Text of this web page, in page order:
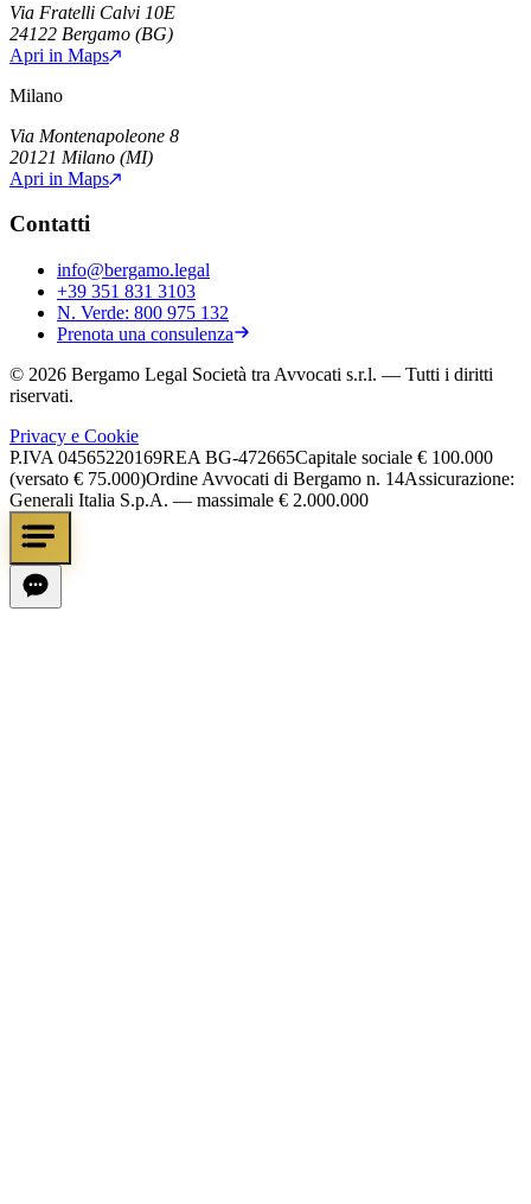
Via Fratelli Calvi 10E
24122 Bergamo (BG)
Apri in Maps
Milano
Via Montenapoleone 8
20121 Milano (MI)
Apri in Maps
Contatti
info@bergamo.legal
+39 351 831 3103
N. Verde: 800 975 132
Prenota una consulenza
© 2026 Bergamo Legal Società tra Avvocati s.r.l. — Tutti i diritti
riservati.
Privacy e Cookie
P.IVA 04565220169REA BG-472665Capitale sociale € 100.000
(versato € 75.000)Ordine Avvocati di Bergamo n. 14Assicurazione:
Generali Italia S.p.A. — massimale € 2.000.000